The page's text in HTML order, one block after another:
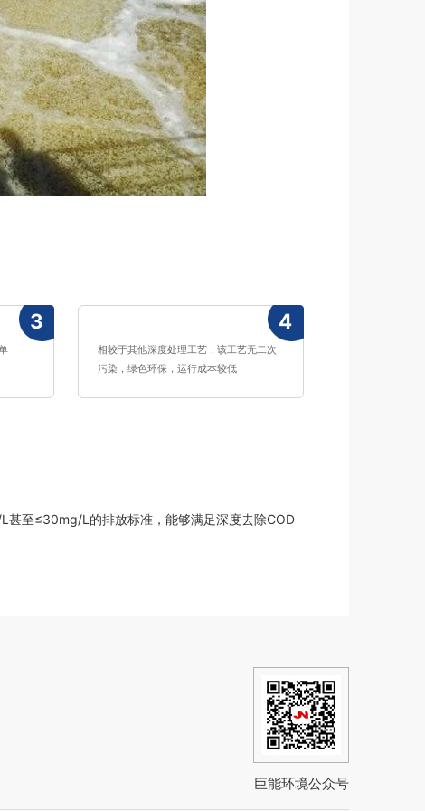
3
相较于其他深度处理工艺，该工艺无二次
污染，绿色环保，运行成本较低
4
甚至≤30mg/L的排放标准，能够满足深度去除COD
巨能环境公众号